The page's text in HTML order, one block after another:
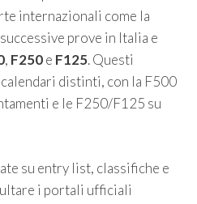
internazionali come la
prove in Italia e
, F250e F125. Questi
distinti, con la F500
e le F250/F125 su
su entry list, classifiche e
i portali ufficiali